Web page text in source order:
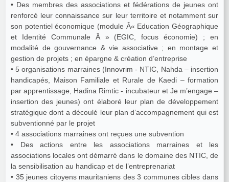
• Des membres des associations et fédérations de jeunes ont
renforcé leur connaissance sur leur territoire et notamment sur
son potentiel économique (module Â« Education Géographique
et Identité Communale Â » (EGIC, focus économie) ; en
modalité de gouvernance & vie associative ; en montage et
gestion de projets ; en épargne & création d’entreprise
• 5 organisations marraines (Innovrim - NTIC, Nahda – insertion
handicapés, Maison Familiale et Rurale de Kaedi – formation
par apprentissage, Hadina Rimtic - incubateur et Je m’engage –
insertion des jeunes) ont élaboré leur plan de développement
stratégique dont a découlé leur plan d’accompagnement qui est
subventionné par le projet
• 4 associations marraines ont reçues une subvention
• Des actions entre les associations marraines et les
associations locales ont démarré dans le domaine des NTIC, de
la sensibilisation au handicap et de l’entreprenariat
• 35 jeunes citoyens mauritaniens des 3 communes cibles dans